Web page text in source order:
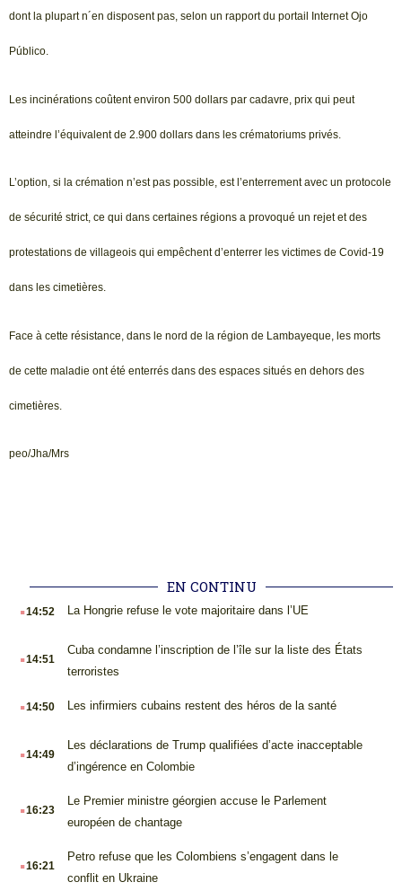
dont la plupart n´en disposent pas, selon un rapport du portail Internet Ojo
Público.
Les incinérations coûtent environ 500 dollars par cadavre, prix qui peut
atteindre l’équivalent de 2.900 dollars dans les crématoriums privés.
L’option, si la crémation n’est pas possible, est l’enterrement avec un protocole
de sécurité strict, ce qui dans certaines régions a provoqué un rejet et des
protestations de villageois qui empêchent d’enterrer les victimes de Covid-19
dans les cimetières.
Face à cette résistance, dans le nord de la région de Lambayeque, les morts
de cette maladie ont été enterrés dans des espaces situés en dehors des
cimetières.
peo/Jha/Mrs
EN CONTINU
.14:52 La Hongrie refuse le vote majoritaire dans l’UE
.14:51
Cuba condamne l’inscription de l’île sur la liste des États
terroristes
.14:50 Les infirmiers cubains restent des héros de la santé
.14:49
Les déclarations de Trump qualifiées d’acte inacceptable
d’ingérence en Colombie
.16:23
Le Premier ministre géorgien accuse le Parlement
européen de chantage
.16:21
Petro refuse que les Colombiens s’engagent dans le
conflit en Ukraine